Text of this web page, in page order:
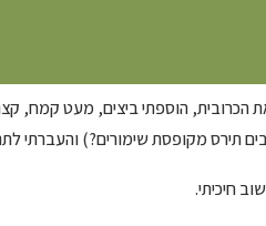
הכרובית, הוספתי ביצים, מעט קמח,
תירס מקופסת שימורים?) והעברתי
חיכיתי.